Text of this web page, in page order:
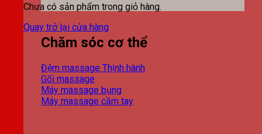
Chưa có sản phẩm trong giỏ hàng.
Quay trở lại cửa hàng
Chăm sóc cơ thể
Đệm massage
Gối massage
Máy massage bụng
Máy massage cầm tay